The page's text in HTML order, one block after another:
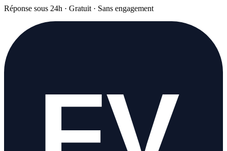
Réponse sous 24h · Gratuit · Sans engagement